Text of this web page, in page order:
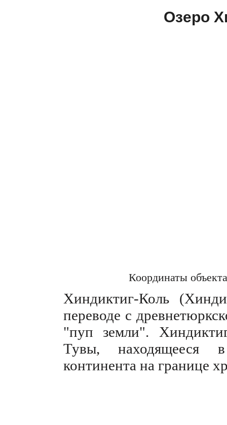
Озеро
Координаты
Хиндиктиг-Коль
переводе с
"пуп земли".
Тувы, находящееся
континента на границе